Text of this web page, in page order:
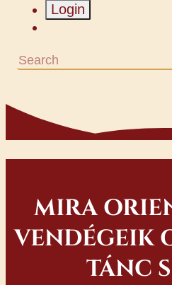
Login
MIRA
VENDÉGEIK
TÁNC